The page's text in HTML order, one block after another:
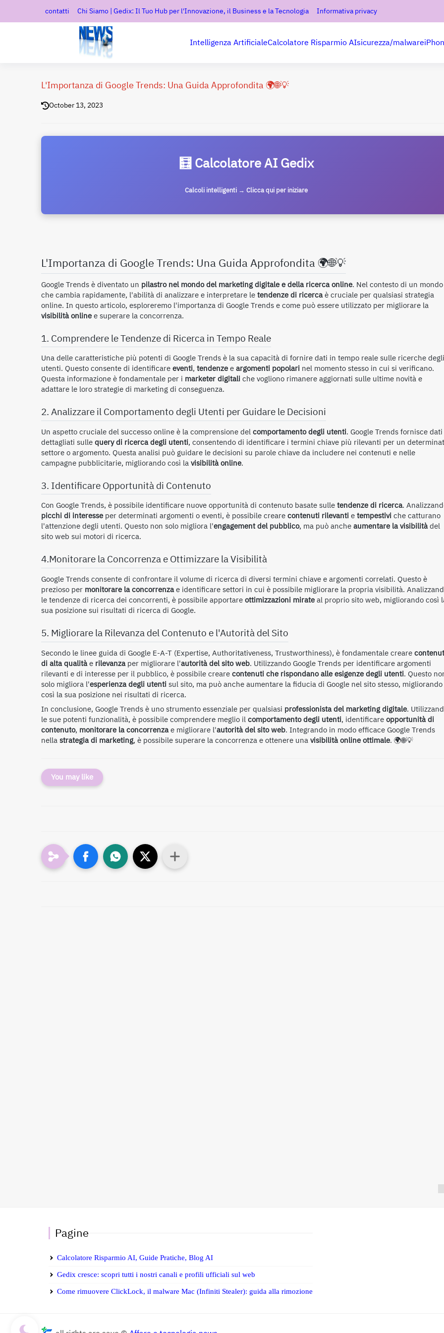
contatti Chi Siamo | Gedix: Il Tuo Hub per l'Innovazione, il Business e la Tecnologia Informativa privacy
Intelligenza ArtificialeCalcolatore Risparmio AIsicurezza/malware
L'Importanza di Google Trends: Una Guida Approfondita 🌍🌐💡
October 13, 2023
🧮 Calcolatore AI Gedix
Calcoli intelligenti → Clicca qui per iniziare
L'Importanza di Google Trends: Una Guida Approfondita 🌍🌐💡
Google Trends è diventato un pilastro nel mondo del marketing digitale e della ricerca online. Nel contesto di un mondo
che cambia rapidamente, l'abilità di analizzare e interpretare letendenze di ricercaè cruciale per qualsiasi strategia
online. In questo articolo, esploreremo l'importanza di Google Trends e come può essere utilizzato per migliorare la
visibilità onlinee superare la concorrenza.
1. Comprendere le Tendenze di Ricerca in Tempo Reale
Una delle caratteristiche più potenti di Google Trends è la sua capacità di fornire dati in tempo reale sulle ricerche degli
utenti. Questo consente di identificareeventi, tendenzeeargomenti popolari nel momento stesso in cui si verificano.
Questa informazione è fondamentale per i marketer digitaliche vogliono rimanere aggiornati sulle ultime novità e
adattare le loro strategie di marketing di conseguenza.
2. Analizzare il Comportamento degli Utenti per Guidare le Decisioni
Un aspetto cruciale del successo online è la comprensione delcomportamento degli utenti. Google Trends fornisce dati
dettagliati sullequery di ricerca degli utenti, consentendo di identificare i termini chiave più rilevanti per un
settore o argomento. Questa analisi può guidare le decisioni su parole chiave da includere nei contenuti e nelle
campagne pubblicitarie, migliorando così lavisibilità online.
3. Identificare Opportunità di Contenuto
Con Google Trends, è possibile identificare nuove opportunità di contenuto basate sulletendenze di ricerca.
picchi di interesseper determinati argomenti o eventi, è possibile crearecontenuti rilevantietempestiviche catturano
l'attenzione degli utenti. Questo non solo migliora l'engagement del pubblico, ma può ancheaumentare la visibilitàdel
sito web sui motori di ricerca.
4.Monitorare la Concorrenza e Ottimizzare la Visibilità
Google Trends consente di confrontare il volume di ricerca di diversi termini chiave e argomenti correlati. Questo è
prezioso per monitorare la concorrenzae identificare settori in cui è possibile migliorare la propria visibilità.
le tendenze di ricerca dei concorrenti, è possibile apportareottimizzazioni mirateal proprio sito web, migliorando così
sua posizione sui risultati di ricerca di Google.
5. Migliorare la Rilevanza del Contenuto e l'Autorità del Sito
Secondo le linee guida di Google E-A-T (Expertise, Authoritativeness, Trustworthiness), è fondamentale creare
di alta qualitàe rilevanzaper migliorare l'autorità del sito web. Utilizzando Google Trends per identificare argomenti
rilevanti e di interesse per il pubblico, è possibile crearecontenuti che rispondano alle esigenze degli utenti. Questo
solo migliora l'esperienza degli utentisul sito, ma può anche aumentare la fiducia di Google nel sito stesso, migliorando
così la sua posizione nei risultati di ricerca.
In conclusione, Google Trends è uno strumento essenziale per qualsiasi professionista del marketing digitale.
le sue potenti funzionalità, è possibile comprendere meglio ilcomportamento degli utenti, identificareopportunità di
contenuto, monitorare la concorrenzae migliorare l'autorità del sito web. Integrando in modo efficace Google Trends
nellastrategia di marketing, è possibile superare la concorrenza e ottenere unavisibilità online ottimale. 🌍🌐💡
You may like
Pagine
Calcolatore Risparmio AI, Guide Pratiche, Blog AI
Gedix cresce: scopri tutti i nostri canali e profili ufficiali sul web
Come rimuovere ClickLock, il malware Mac (Infiniti Stealer): guida alla rimozione